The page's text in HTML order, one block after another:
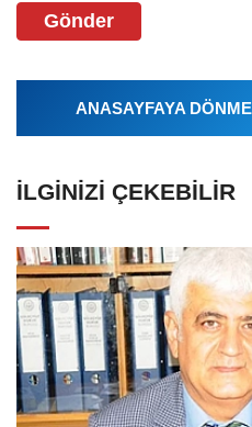
Gönder
ANASAYFAYA
İLGINIZI ÇEKEBILIR